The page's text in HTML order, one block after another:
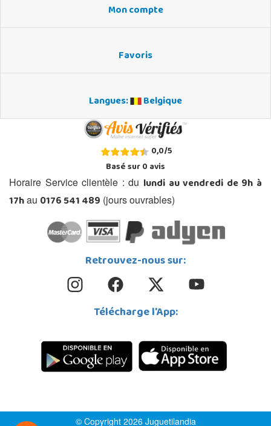
Mon compte
Favoris
Langues: Belgique
0,0/5
Basé sur0avis
Horaire Service clientèle : du lundi au vendredi de 9h à
17hau 0176 541 489 (jours ouvrables)
Retrouvez-nous sur:
Télécharge l'App:
© Copyright 2026 Juguetilandia